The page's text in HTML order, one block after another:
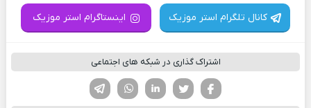
کانال تلگرام استر موزیک اینستاگرام استر موزیک
اشتراک گذاری در شبکه های اجتماعی
لینکدین تویتر
فیسوک